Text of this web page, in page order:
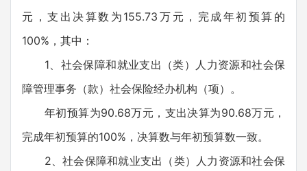
元，支出决算数为155.73万元，完成年初预算的
100%，其中：
1、社会保障和就业支出（类）人力资源和社会保
障管理事务（款）社会保险经办机构（项）。
年初预算为90.68万元，支出决算为90.68万元，
完成年初预算的100%，决算数与年初预算数一致。
2、社会保障和就业支出（类）人力资源和社会保